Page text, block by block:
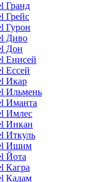
Гранд
Грейс
Гурон
Диво
Дон
Енисей
Ессей
Икар
Ильмень
Иманта
Имлес
Инкан
Иткуль
Ишим
Йота
Кагра
Кадам